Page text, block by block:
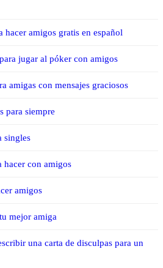
hacer amigos gratis en español
jugar al póker con amigos
amigas con mensajes graciosos
para siempre
singles
hacer con amigos
amigos
mejor amiga
una carta de disculpas para un